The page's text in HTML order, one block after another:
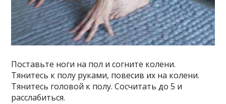
Поставьте ноги на пол и согните колени.
Тянитесь к полу руками, повесив их на колени.
Тянитесь головой к полу. Сосчитать до 5 и
расслабиться.